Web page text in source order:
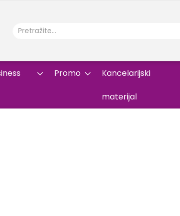
Promo Kancelarijski
materijal